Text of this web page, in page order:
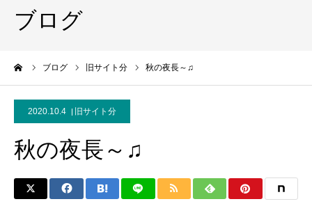
ブログ
ブログ 旧サイト分 秋の夜長～♫
2020.10.4 旧サイト分
秋の夜長～♫